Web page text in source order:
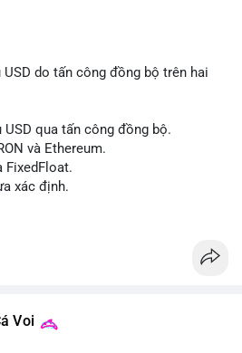
do tấn công đồng bộ trên hai
qua tấn công đồng bộ.
và Ethereum.
FixedFloat.
xác định.
Voi